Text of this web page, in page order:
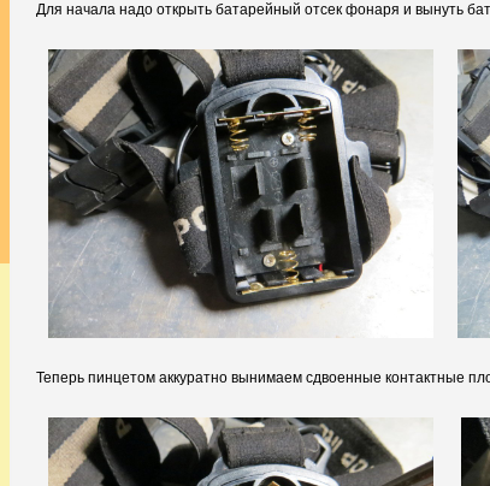
Для начала надо открыть батарейный отсек фонаря и вынуть
Теперь пинцетом аккуратно вынимаем сдвоенные контактные